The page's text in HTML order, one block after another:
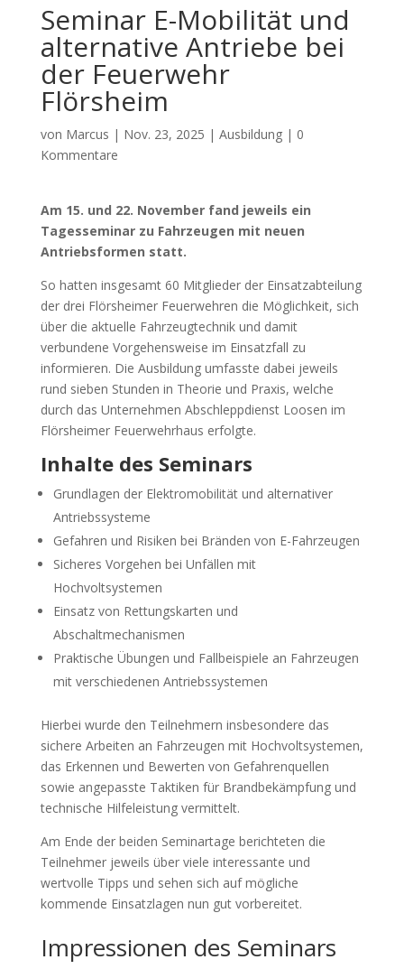
Seminar E-Mobilität und
alternative Antriebe bei
der Feuerwehr
Flörsheim
von Marcus | Nov. 23, 2025 | Ausbildung| 0
Kommentare
Am 15. und 22. November fand jeweils ein
Tagesseminar zu Fahrzeugen mit neuen
Antriebsformen statt.
So hatten insgesamt 60 Mitglieder der Einsatzabteilung
der drei Flörsheimer Feuerwehren die Möglichkeit, sich
über die aktuelle Fahrzeugtechnik und damit
verbundene Vorgehensweise im Einsatzfall zu
informieren. Die Ausbildung umfasste dabei jeweils
rund sieben Stunden in Theorie und Praxis, welche
durch das Unternehmen Abschleppdienst Loosen im
Flörsheimer Feuerwehrhaus erfolgte.
Inhalte des Seminars
Grundlagen der Elektromobilität und alternativer
Antriebssysteme
Gefahren und Risiken bei Bränden von E-Fahrzeugen
Sicheres Vorgehen bei Unfällen mit
Hochvoltsystemen
Einsatz von Rettungskarten und
Abschaltmechanismen
Praktische Übungen und Fallbeispiele an Fahrzeugen
mit verschiedenen Antriebssystemen
Hierbei wurde den Teilnehmern insbesondere das
sichere Arbeiten an Fahrzeugen mit Hochvoltsystemen,
das Erkennen und Bewerten von Gefahrenquellen
sowie angepasste Taktiken für Brandbekämpfung und
technische Hilfeleistung vermittelt.
Am Ende der beiden Seminartage berichteten die
Teilnehmer jeweils über viele interessante und
wertvolle Tipps und sehen sich auf mögliche
kommende Einsatzlagen nun gut vorbereitet.
Impressionen des Seminars